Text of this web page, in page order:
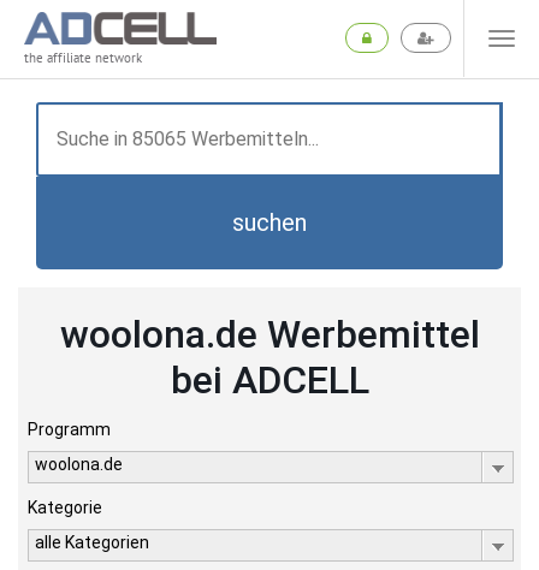
the affiliate network
suchen
woolona.de Werbemittel
bei ADCELL
Programm
woolona.de
Kategorie
alle Kategorien